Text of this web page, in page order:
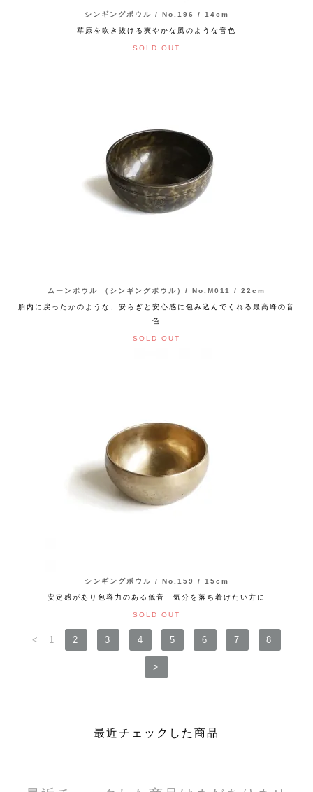
シンギングボウル / No.196 / 14cm
草原を吹き抜ける爽やかな風のような音色
SOLD OUT
ムーンボウル （シンギングボウル）/ No.M011 / 22cm
胎内に戻ったかのような、安らぎと安心感に包み込んでくれる最高峰の音
色
SOLD OUT
シンギングボウル / No.159 / 15cm
安定感があり包容力のある低音 気分を落ち着けたい方に
SOLD OUT
< 1 2 3 4 5 6 7 8
>
最近チェックした商品